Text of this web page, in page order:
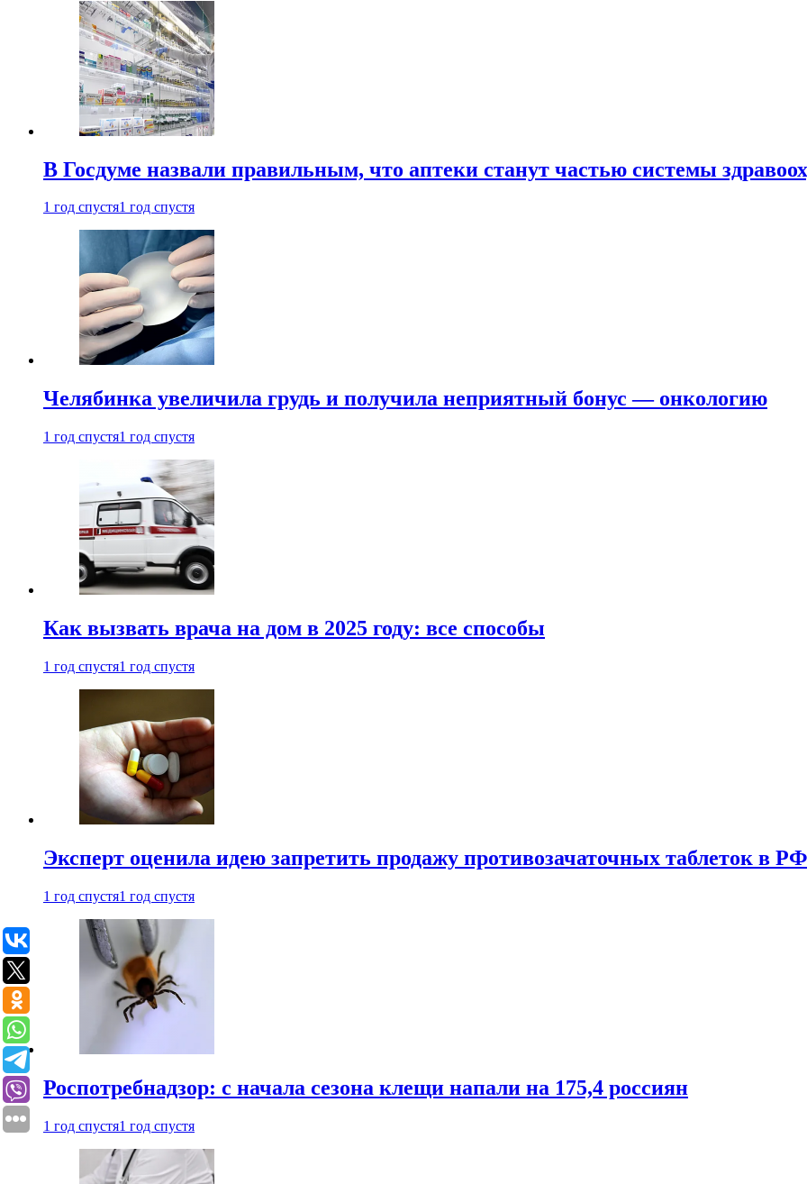
В Госдуме назвали правильным, что аптеки станут частью системы
1 год спустя1 год спустя
Челябинка увеличила грудь и получила неприятный бонус — онкологию
1 год спустя1 год спустя
Как вызвать врача на дом в 2025 году: все способы
1 год спустя1 год спустя
Эксперт оценила идею запретить продажу противозачаточных таблеток в РФ
1 год спустя1 год спустя
Роспотребнадзор: с начала сезона клещи напали на 175,4 россиян
1 год спустя1 год спустя